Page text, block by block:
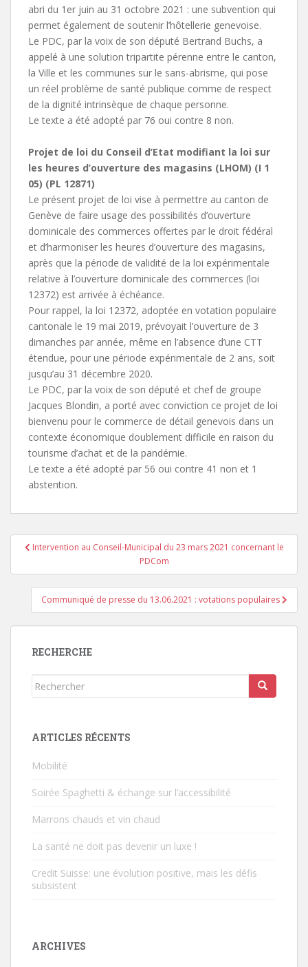
abri du 1er juin au 31 octobre 2021 : une subvention qui
permet également de soutenir l’hôtellerie genevoise.
Le PDC, par la voix de son député Bertrand Buchs, a
appelé à une solution tripartite pérenne entre le canton,
la Ville et les communes sur le sans-abrisme, qui pose
un réel problème de santé publique comme de respect
de la dignité intrinsèque de chaque personne.
Le texte a été adopté par 76 oui contre 8 non.
Projet de loi du Conseil d’Etat modifiant la loi sur
les heures d’ouverture des magasins (LHOM) (I 1
05) (PL 12871)
Le présent projet de loi vise à permettre au canton de
Genève de faire usage des possibilités d’ouverture
dominicale des commerces offertes par le droit fédéral
et d’harmoniser les heures d’ouverture des magasins,
après que la période de validité de la loi expérimentale
relative à l’ouverture dominicale des commerces (loi
12372) est arrivée à échéance.
Pour rappel, la loi 12372, adoptée en votation populaire
cantonale le 19 mai 2019, prévoyait l’ouverture de 3
dimanches par année, même en l’absence d’une CTT
étendue, pour une période expérimentale de 2 ans, soit
jusqu’au 31 décembre 2020.
Le PDC, par la voix de son député et chef de groupe
Jacques Blondin, a porté avec conviction ce projet de loi
bienvenu pour le commerce de détail genevois dans un
contexte économique doublement difficile en raison du
tourisme d’achat et de la pandémie.
Le texte a été adopté par 56 oui contre 41 non et 1
abstention.
Navigation
l’article
Intervention au Conseil-Municipal du 23 mars 2021 concernant le
PDCom
Communiqué de presse du 13.06.2021 : votations populaires
RECHERCHE
Rechercher...
ARTICLES RÉCENTS
Mobilité
Soirée Spaghetti & échange sur l’accessibilité
Marrons chauds et vin chaud
La santé ne doit pas devenir un luxe !
Credit Suisse: une évolution positive, mais les défis
subsistent
ARCHIVES